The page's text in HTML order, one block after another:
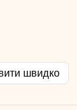
швидко